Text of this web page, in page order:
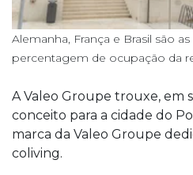
Alemanha, França e Brasil são
percentagem de ocupação da
A Valeo Groupe trouxe, em
conceito para a cidade do
marca da Valeo Groupe
coliving.